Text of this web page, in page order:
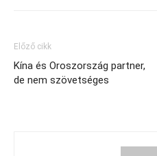
Előző cikk
Kína és Oroszország partner,
de nem szövetséges